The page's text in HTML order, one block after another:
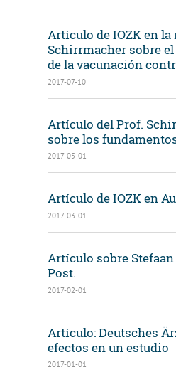
Artículo de IOZK en
Schirrmacher sobre
de la vacunación
2017-07-10
Artículo del Prof.
sobre los
2017-05-01
Artículo de IOZK en
2017-03-01
Artículo sobre
Post.
2017-02-01
Artículo: Deutsches
efectos en un estudio
2017-01-01